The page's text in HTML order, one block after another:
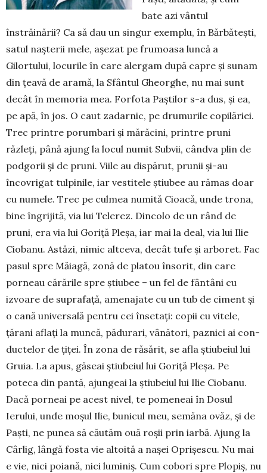
bate azi vântul
înstrăinării? Ca să dau un singur exemplu, în Bărbătești,
satul nașterii mele, așezat pe frumoasa luncă a
Gilortului, locurile în care alergam după capre și sunam
din țeavă de aramă, la Sfântul Gheor­ghe, nu mai sunt
decât în memoria mea. Forfota Paștilor s-a dus, și ea,
pe apă, în jos. O caut zadarnic, pe drumurile copilăriei.
Trec printre porumbari și mărăcini, printre pruni
răzleți, până ajung la locul numit Subvii, cândva plin de
podgorii și de pruni. Viile au dispărut, prunii și-au
încovrigat tulpinile, iar vestitele știubee au rămas doar
cu numele. Trec pe culmea numită Cioacă, unde trona,
bine îngrijită, via lui Telerez. Dincolo de un rând de
pruni, era via lui Goriță Pleșa, iar mai la deal, via lui Ilie
Ciobanu. Astăzi, nimic altceva, decât tufe și arboret. Fac
pasul spre Măiagă, zonă de platou însorit, din care
porneau cărările spre știubee – un fel de fântâni cu
izvoare de suprafață, amenajate cu un tub de ciment și
o cană universală pentru cei însetați: copii cu vitele,
țărani aflați la muncă, pădurari, vânători, paznici ai con­
ductelor de țiței. În zona de răsărit, se afla știubeiul lui
Gruia. La apus, găseai știubeiul lui Goriță Pleșa. Pe
poteca din pantă, ajungeai la știubeiul lui Ilie Cio­banu.
Dacă porneai pe acest nivel, te pomeneai în Dosul
Ierului, unde moșul Ilie, bunicul meu, semăna ovăz, și de
Paști, ne punea să căutăm ouă roșii prin iarbă. Ajung la
Cârlig, lângă fosta vie altoită a nașei Oprișescu. Nu mai
e vie, nici poiană, nici luminiș. Cum cobori spre Plopiș, nu